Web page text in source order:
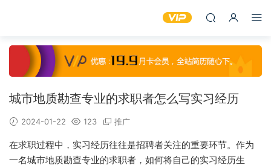
城市地质勘查专业的求职者怎么写实习经历
2024-01-22 123 推广
在求职过程中，实习经历往往是招聘者关注的重要环节。作为
一名城市地质勘查专业的求职者，如何将自己的实习经历生